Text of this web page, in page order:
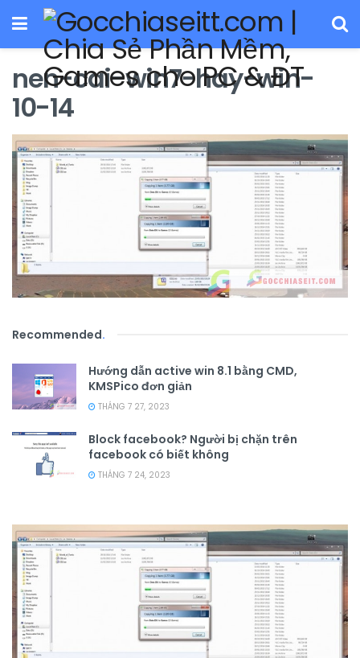
nen-cai-win7-hay-win-
10-14
Recommended.
Hướng dẫn active win 8.1 bằng CMD,
KMSPico đơn giản
THÁNG 7 27, 2023
Block facebook? Người bị chặn trên
facebook có biết không
THÁNG 7 24, 2023